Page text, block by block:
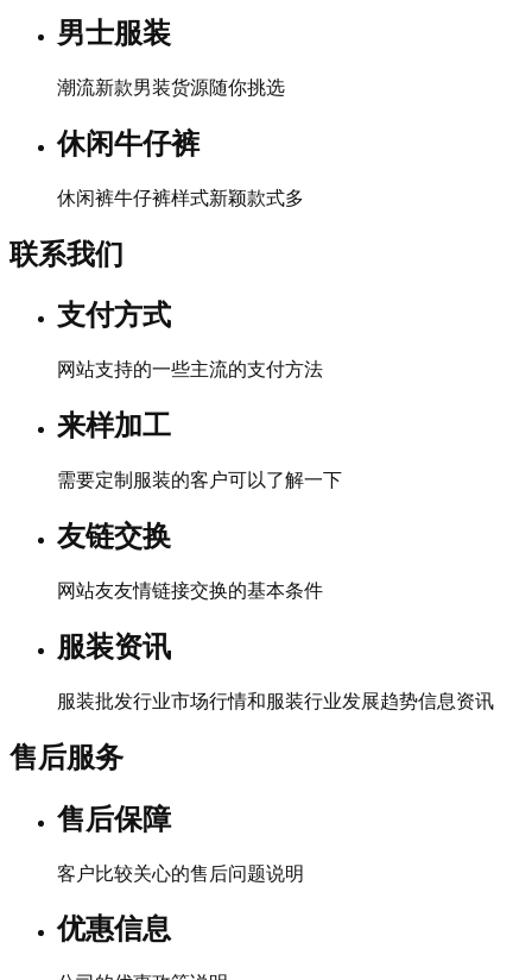
男士服装
潮流新款男装货源随你挑选
休闲牛仔裤
休闲裤牛仔裤样式新颖款式多
联系我们
支付方式
网站支持的一些主流的支付方法
来样加工
需要定制服装的客户可以了解一下
友链交换
网站友友情链接交换的基本条件
服装资讯
服装批发行业市场行情和服装行业发展趋势信息资讯
售后服务
售后保障
客户比较关心的售后问题说明
优惠信息